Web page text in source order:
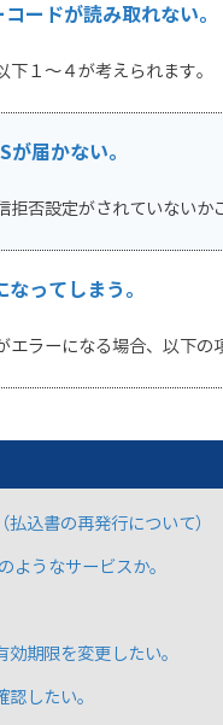
ードが読み取れない。
下１～４が考えられます
届かない。
拒否設定がされていないか
ってしまう。
エラーになる場合、以下の
込書の再発行について）
ようなサービスか。
期限を変更したい。
したい。